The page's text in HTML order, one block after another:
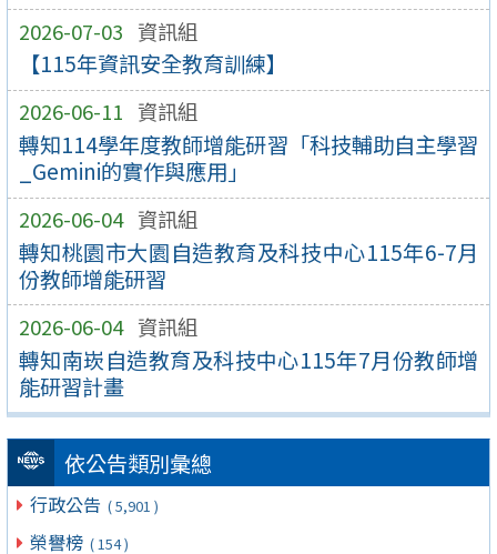
2026-07-03 資訊組
【115年資訊安全教育訓練】
2026-06-11 資訊組
轉知114學年度教師增能研習「科技輔助自主學習
_Gemini的實作與應用」
2026-06-04 資訊組
轉知桃園市大園自造教育及科技中心115年6-7月
份教師增能研習
2026-06-04 資訊組
轉知南崁自造教育及科技中心115年7月份教師增
能研習計畫
依公告類別彙總
行政公告 ( 5,901 )
榮譽榜 ( 154 )